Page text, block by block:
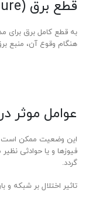
قطع برق (Blackout/Power Failure)
به قطع کامل برق برای
هنگام وقوع آن، منبع برق
عوامل موثر
این وضعیت ممکن است
فیوزها و یا حوادثی
گردد.
تاثیر اختلال بر شبکه و